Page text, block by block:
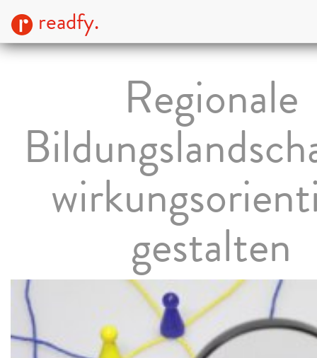
readfy.
Regionale
gestalten